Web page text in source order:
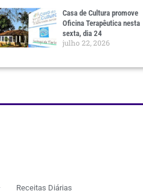
Casa de Cultura promove
Oficina Terapêutica nesta
sexta, dia 24
julho 22, 2026
Receitas Diárias